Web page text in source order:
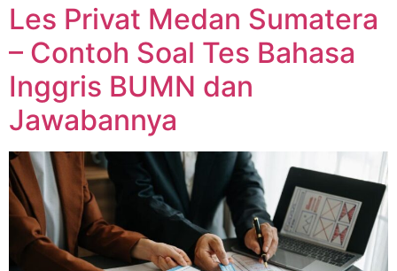
Les Privat Medan Sumatera
– Contoh Soal Tes Bahasa
Inggris BUMN dan
Jawabannya